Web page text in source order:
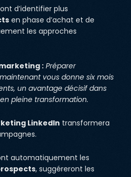
d’identifier plus
en phase d’achat et de
les approches
: Préparer
vous donne six mois
un avantage décisif dans
en pleine transformation.
LinkedIn transformera
automatiquement les
, suggéreront les